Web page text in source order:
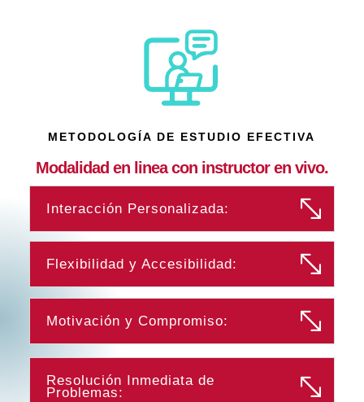
METODOLOGÍA DE ESTUDIO EFECTIVA
Modalidad en linea con instructor en vivo.
Interacción Personalizada:
Flexibilidad y Accesibilidad:
Motivación y Compromiso:
Resolución Inmediata de
Problemas: